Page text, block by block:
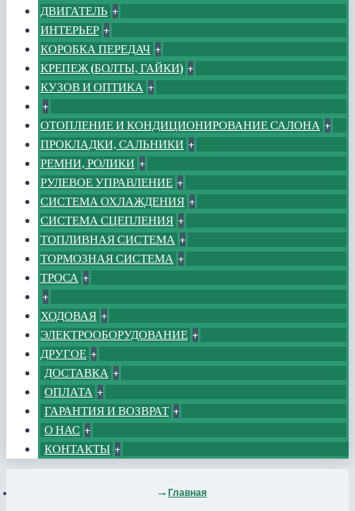
ДВИГАТЕЛЬ +
ИНТЕРЬЕР +
КОРОБКА ПЕРЕДАЧ +
КРЕПЕЖ (БОЛТЫ, ГАЙКИ) +
КУЗОВ И ОПТИКА +
+
ОТОПЛЕНИЕ И КОНДИЦИОНИРОВАНИЕ САЛОНА +
ПРОКЛАДКИ, САЛЬНИКИ +
РЕМНИ, РОЛИКИ +
РУЛЕВОЕ УПРАВЛЕНИЕ +
СИСТЕМА ОХЛАЖДЕНИЯ +
СИСТЕМА СЦЕПЛЕНИЯ +
ТОПЛИВНАЯ СИСТЕМА +
ТОРМОЗНАЯ СИСТЕМА +
ТРОСА +
+
ХОДОВАЯ +
ЭЛЕКТРООБОРУДОВАНИЕ +
ДРУГОЕ +
ДОСТАВКА +
ОПЛАТА +
ГАРАНТИЯ И ВОЗВРАТ +
О НАС +
КОНТАКТЫ +
Главная